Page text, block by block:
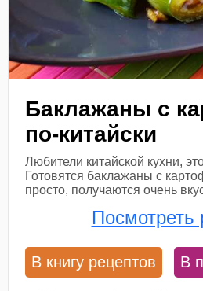
Баклажаны с
по-китайски
Любители китайской кухни,
Готовятся баклажаны с
просто, получаются очень
Посмотреть
В книгу рецептов В